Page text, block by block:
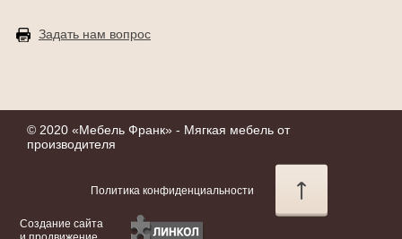
Задать нам вопрос
© 2020 «Мебель Франк» - Мягкая мебель от
производителя
Политика конфиденциальности
Создание сайта